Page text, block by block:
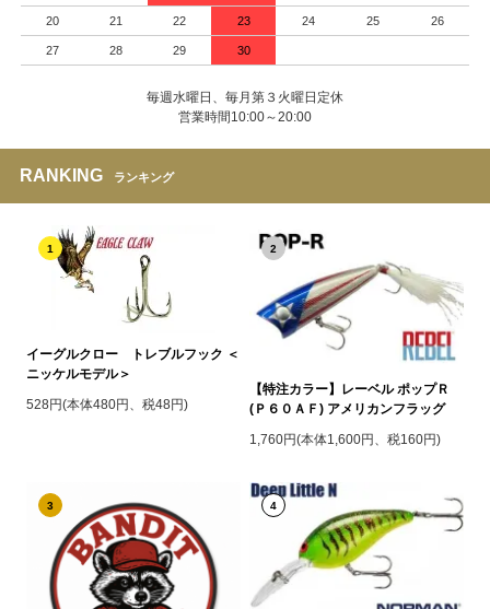
20 21 22 23 24 25 26
27 28 29 30
毎週水曜日、毎月第３火曜日定休
営業時間10:00～20:00
RANKING ランキング
1
イーグルクロー トレブルフック ＜
ニッケルモデル＞
528円(本体480円、税48円)
2
【特注カラー】レーベル ポップＲ
(Ｐ６０ＡＦ) アメリカンフラッグ
1,760円(本体1,600円、税160円)
3 4